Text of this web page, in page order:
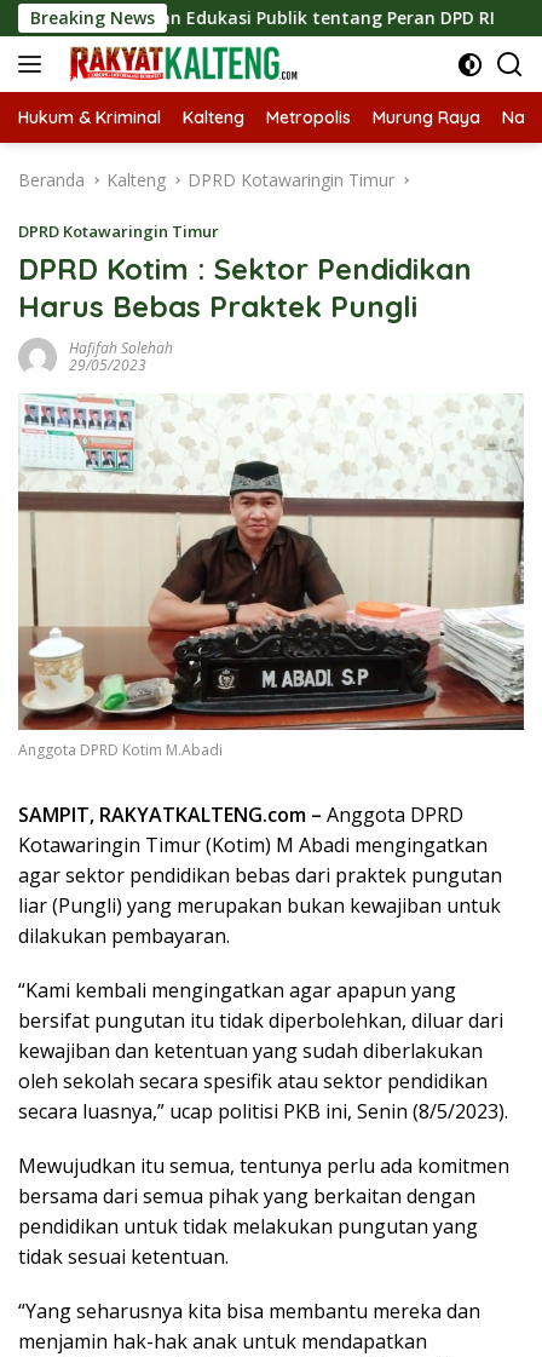
Langsung
ke
konten
Breaking News
Edukasi Publik tentang Peran DPD RI
Hukum & Kriminal Kalteng Metropolis Murung Raya
Beranda Kalteng DPRD Kotawaringin Timur
DPRD Kotawaringin Timur
DPRD Kotim : Sektor Pendidikan
Harus Bebas Praktek Pungli
Hafifah Solehah
29/05/2023
Anggota DPRD Kotim M.Abadi
SAMPIT, RAKYATKALTENG.com – Anggota DPRD
Kotawaringin Timur (Kotim) M Abadi mengingatkan
agar sektor pendidikan bebas dari praktek pungutan
liar (Pungli) yang merupakan bukan kewajiban untuk
dilakukan pembayaran.
“Kami kembali mengingatkan agar apapun yang
bersifat pungutan itu tidak diperbolehkan, diluar dari
kewajiban dan ketentuan yang sudah diberlakukan
oleh sekolah secara spesifik atau sektor pendidikan
secara luasnya,” ucap politisi PKB ini, Senin (8/5/2023).
Mewujudkan itu semua, tentunya perlu ada komitmen
bersama dari semua pihak yang berkaitan dengan
pendidikan untuk tidak melakukan pungutan yang
tidak sesuai ketentuan.
“Yang seharusnya kita bisa membantu mereka dan
menjamin hak-hak anak untuk mendapatkan